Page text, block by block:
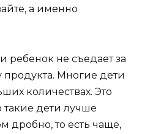
а именно
ребенок не съедает за
Многие дети
количествах. Это
дети лучше
дробно, то есть чаще,